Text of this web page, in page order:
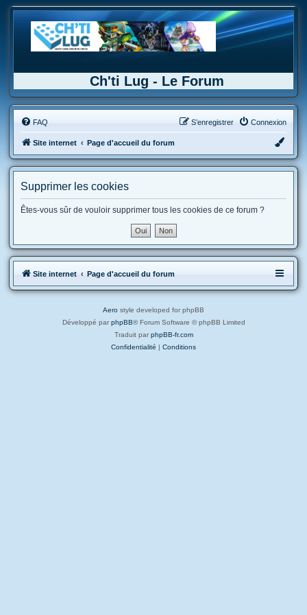
Ch'ti Lug - Le Forum
FAQ Connexion
S’enregistrer
Site internet Page d'accueil du forum
Supprimer les cookies
Êtes-vous sûr de vouloir supprimer tous les cookies de ce forum ?
Site internet Page d'accueil du forum
Aero style developed for phpBB
Développé par phpBB® Forum Software © phpBB Limited
Traduit par phpBB-fr.com
Confidentialité | Conditions